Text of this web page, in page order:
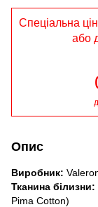
Спеціальна
або
Опис
Виробник:
Тканина білизни:
Pima Cotton)